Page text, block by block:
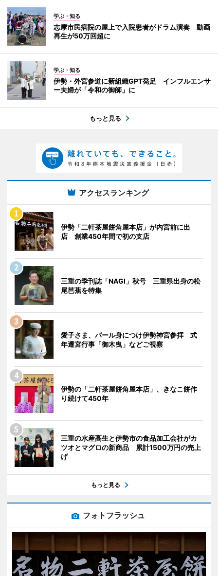
学ぶ・知る
志摩市民病院の屋上で入院患者がドラム演奏 動画
再生が50万回超に
学ぶ・知る
伊勢・外宮参道に新組織GPT発足 インフルエンサ
ー夫婦が「令和の御師」に
もっと見る
アクセスランキング
伊勢「二軒茶屋餅角屋本店」が内宮前に出
店 創業450年間で初の支店
三重の季刊誌「NAGI」秋号 三重県出身の松
尾芭蕉を特集
愛子さま、パール身につけ伊勢神宮参拝 式
年遷宮行事「御木曳」などご視察
伊勢の「二軒茶屋餅角屋本店」、きなこ餅作
り続けて450年
三重の水産高生と伊勢市の食品加工会社がカ
ツオとマグロの新商品 累計1500万円の売上
げ
もっと見る
フォトフラッシュ